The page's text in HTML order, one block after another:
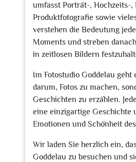
umfasst Porträt-, Hochzeits-,
Produktfotografie sowie
verstehen die Bedeutung
Moments und streben
in zeitlosen Bildern
Im Fotostudio Goddelau geht
darum, Fotos zu machen,
Geschichten zu erzählen.
eine einzigartige Geschichte
Emotionen und Schönheit
Wir laden Sie herzlich ein,
Goddelau zu besuchen und